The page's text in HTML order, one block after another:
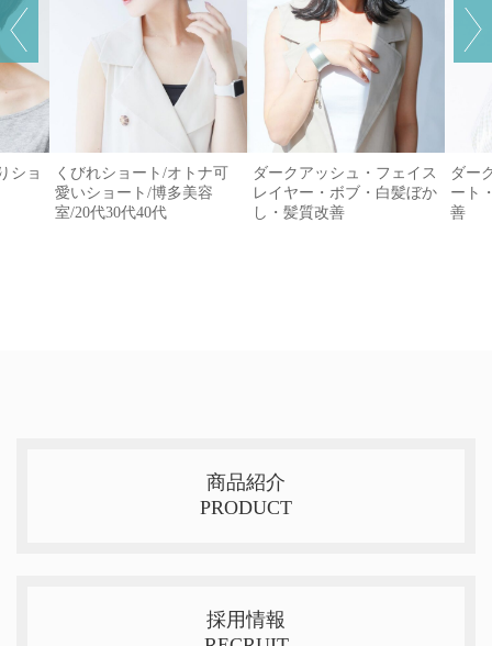
ショ
くびれショート/オトナ可
愛いショート/博多美容
室/20代30代40代
ダークアッシュ・フェイス
レイヤー・ボブ・白髪ぼか
し・髪質改善
ダー
ート
善
商品紹介
PRODUCT
採用情報